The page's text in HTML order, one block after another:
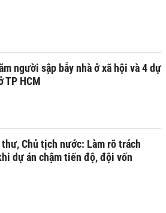
người sập bẫy nhà ở xã hội và 4 dự
TP HCM
thư, Chủ tịch nước: Làm rõ trách
dự án chậm tiến độ, đội vốn